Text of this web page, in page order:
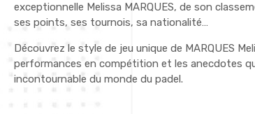
exceptionnelle Melissa MARQUES, de son
ses points, ses tournois, sa nationalité…
Découvrez le style de jeu unique de MARQUES
performances en compétition et les anecdotes
incontournable du monde du padel.